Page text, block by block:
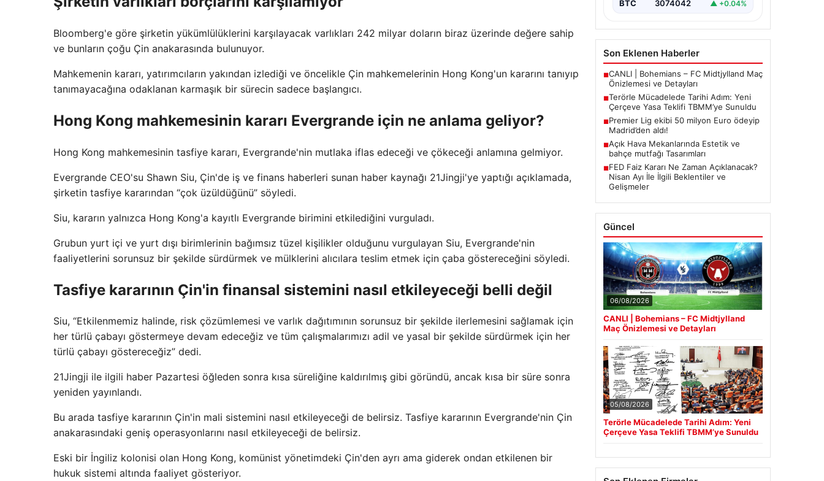
Bloomberg'e göre şirketin yükümlülüklerini karşılayacak varlıkları 242 milyar doların biraz üzerinde değere sahip
ve bunların çoğu Çin anakarasında bulunuyor.
Mahkemenin kararı, yatırımcıların yakından izlediği ve öncelikle Çin mahkemelerinin Hong Kong'un kararını tanıyıp
tanımayacağına odaklanan karmaşık bir sürecin sadece başlangıcı.
Hong Kong mahkemesinin kararı Evergrande için ne anlama geliyor?
Hong Kong mahkemesinin tasfiye kararı, Evergrande'nin mutlaka iflas edeceği ve çökeceği anlamına gelmiyor.
Evergrande CEO'su Shawn Siu, Çin'de iş ve finans haberleri sunan haber kaynağı 21Jingji'ye yaptığı açıklamada,
şirketin tasfiye kararından “çok üzüldüğünü” söyledi.
Siu, kararın yalnızca Hong Kong'a kayıtlı Evergrande birimini etkilediğini vurguladı.
Grubun yurt içi ve yurt dışı birimlerinin bağımsız tüzel kişilikler olduğunu vurgulayan Siu, Evergrande'nin
faaliyetlerini sorunsuz bir şekilde sürdürmek ve mülklerini alıcılara teslim etmek için çaba göstereceğini söyledi.
Tasfiye kararının Çin'in finansal sistemini nasıl etkileyeceği belli değil
Siu, “Etkilenmemiz halinde, risk çözümlemesi ve varlık dağıtımının sorunsuz bir şekilde ilerlemesini sağlamak için
her türlü çabayı göstermeye devam edeceğiz ve tüm çalışmalarımızı adil ve yasal bir şekilde sürdürmek için her
türlü çabayı göstereceğiz” dedi.
21Jingji ile ilgili haber Pazartesi öğleden sonra kısa süreliğine kaldırılmış gibi göründü, ancak kısa bir süre sonra
yeniden yayınlandı.
Bu arada tasfiye kararının Çin'in mali sistemini nasıl etkileyeceği de belirsiz. Tasfiye kararının Evergrande'nin Çin
anakarasındaki geniş operasyonlarını nasıl etkileyeceği de belirsiz.
Eski bir İngiliz kolonisi olan Hong Kong, komünist yönetimdeki Çin'den ayrı ama giderek ondan etkilenen bir
hukuk sistemi altında faaliyet gösteriyor.
BTC 3074042 ▲ +0.04%
Son Eklenen Haberler
■CANLI | Bohemians – FC Midtjylland Maç
Önizlemesi ve Detayları
■Terörle Mücadelede Tarihi Adım: Yeni
Çerçeve Yasa Teklifi TBMM’ye Sunuldu
■Premier Lig ekibi 50 milyon Euro ödeyip
Madrid’den aldı!
■Açık Hava Mekanlarında Estetik ve
bahçe mutfağı Tasarımları
■FED Faiz Kararı Ne Zaman Açıklanacak?
Nisan Ayı İle İlgili Beklentiler ve
Gelişmeler
Güncel
06/08/2026
CANLI | Bohemians – FC Midtjylland
Maç Önizlemesi ve Detayları
05/08/2026
Terörle Mücadelede Tarihi Adım: Yeni
Çerçeve Yasa Teklifi TBMM’ye Sunuldu